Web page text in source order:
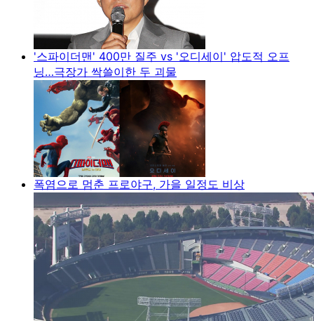
'스파이더맨' 400만 질주 vs '오디세이' 압도적 오프
닝…극장가 싹쓸이한 두 괴물
폭염으로 멈춘 프로야구, 가을 일정도 비상